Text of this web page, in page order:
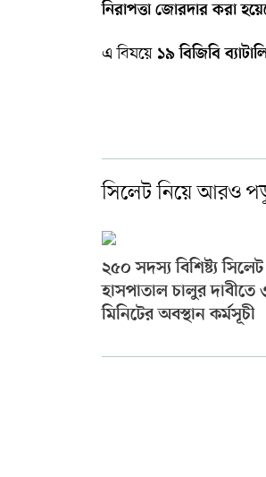
নিরাপত্তা জোরদার করা
এ বিষয়ে ১৯ বিজিবি
সিলেট নিয়ে আরও
২৫০ সদস্য বিশিষ্ট্য
হাসপাতাল চালুর দাবীতে
মিনিটের অবস্থান কর্মসূচী